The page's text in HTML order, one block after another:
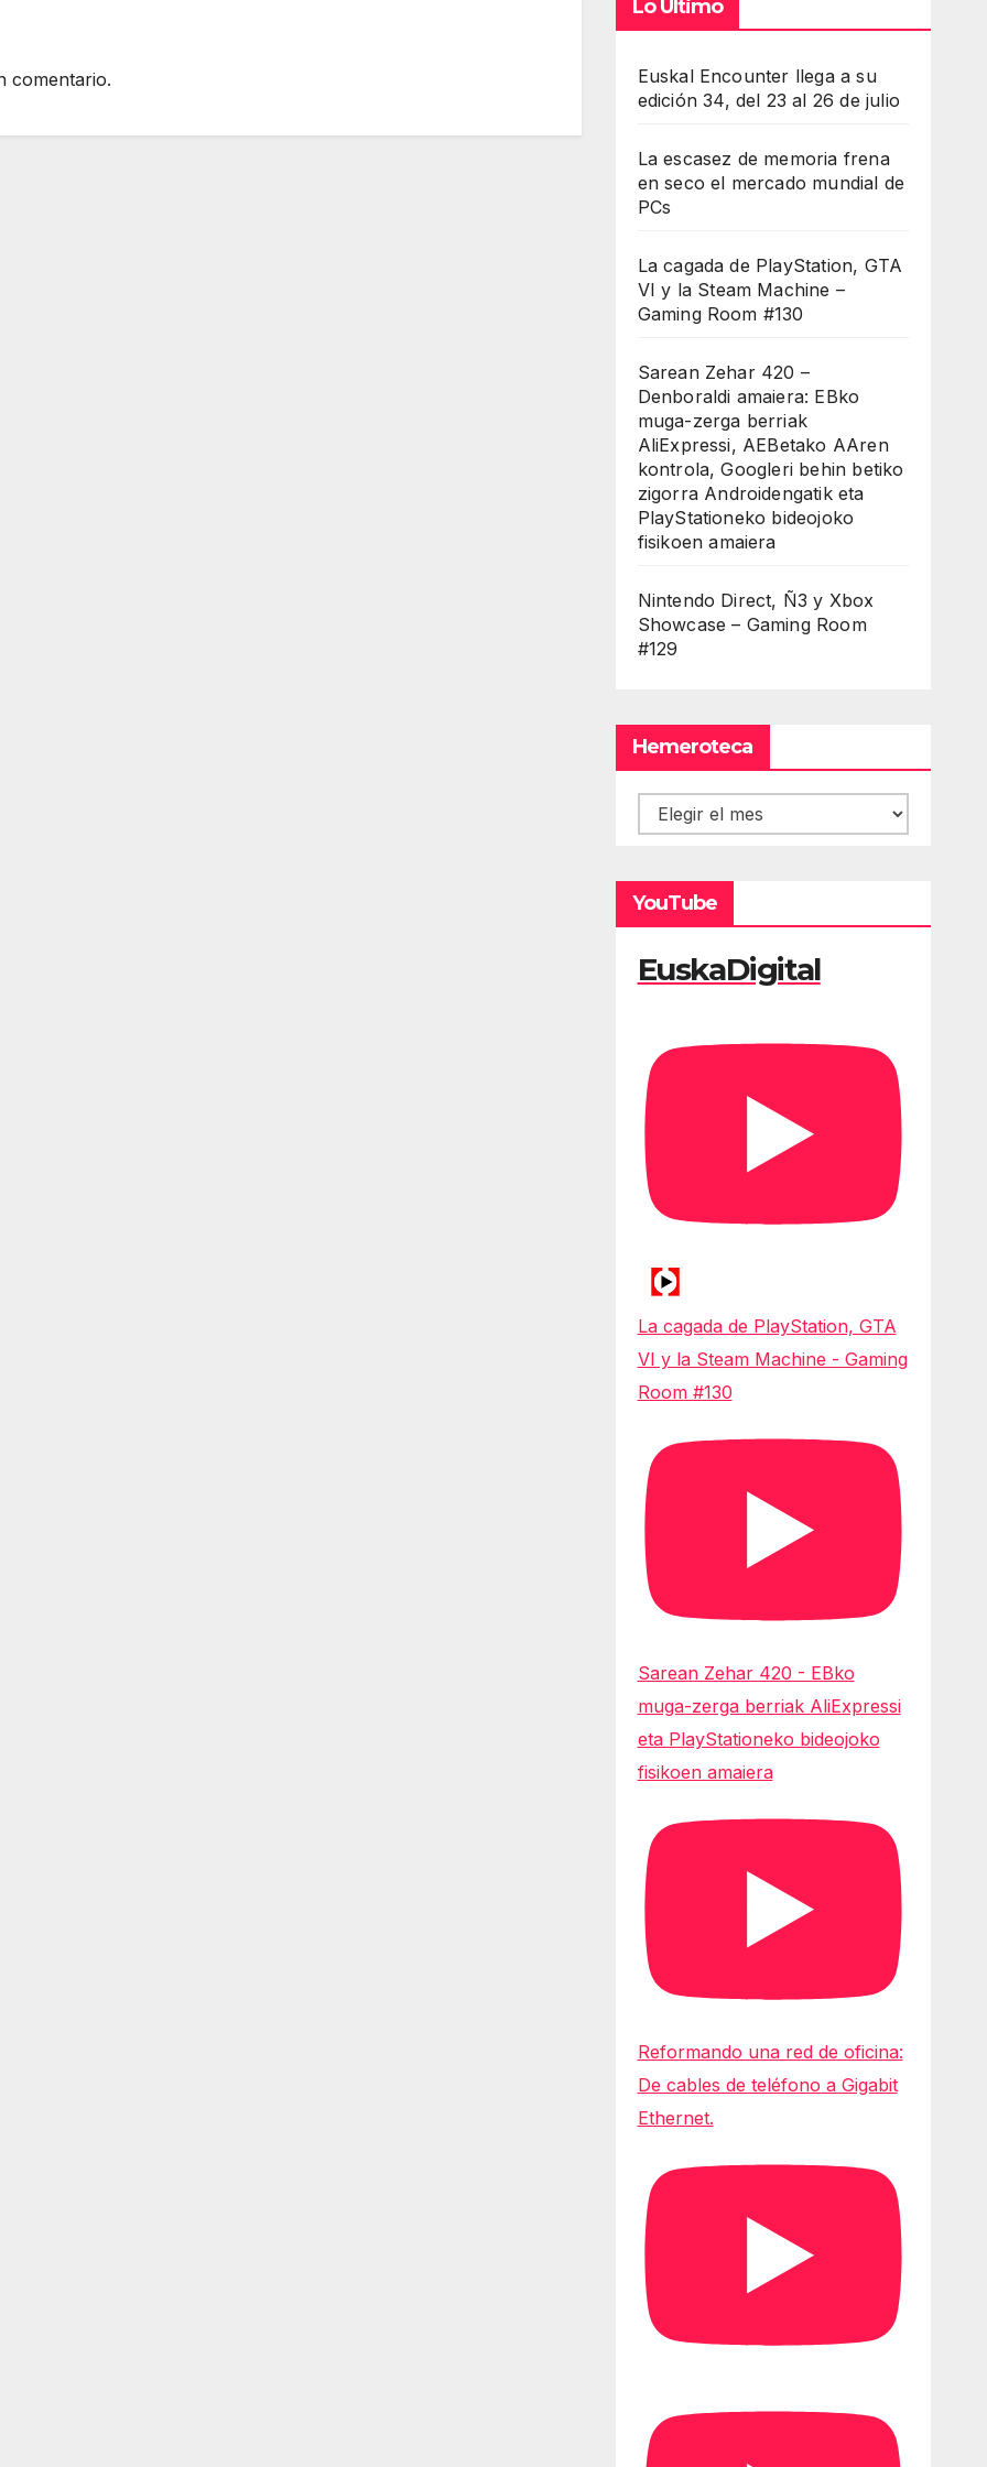
comentario.
Lo Último
Euskal Encounter llega a su
edición 34, del 23 al 26 de julio
La escasez de memoria frena
en seco el mercado mundial de
PCs
La cagada de PlayStation, GTA
VI y la Steam Machine –
Gaming Room #130
Sarean Zehar 420 –
Denboraldi amaiera: EBko
muga-zerga berriak
AliExpressi, AEBetako AAren
kontrola, Googleri behin betiko
zigorra Androidengatik eta
PlayStationeko bideojoko
fisikoen amaiera
Nintendo Direct, Ñ3 y Xbox
Showcase – Gaming Room
#129
Hemeroteca
Hemeroteca
YouTube
EuskaDigital
La cagada de PlayStation, GTA
VI y la Steam Machine - Gaming
Room #130
Sarean Zehar 420 - EBko
muga-zerga berriak AliExpressi
eta PlayStationeko bideojoko
fisikoen amaiera
Reformando una red de oficina:
De cables de teléfono a Gigabit
Ethernet.